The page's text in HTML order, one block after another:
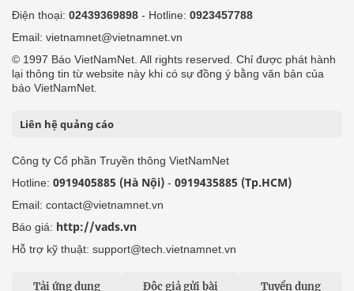
Điện thoại: 02439369898 - Hotline: 0923457788
Email: vietnamnet@vietnamnet.vn
© 1997 Báo VietNamNet. All rights reserved. Chỉ được phát hành
lại thông tin từ website này khi có sự đồng ý bằng văn bản của
báo VietNamNet.
Liên hệ quảng cáo
Công ty Cổ phần Truyền thông VietNamNet
Hotline: 0919405885 (Hà Nội) - 0919435885 (Tp.HCM)
Email: contact@vietnamnet.vn
Báo giá: http://vads.vn
Hỗ trợ kỹ thuật: support@tech.vietnamnet.vn
Tải ứng dụng Độc giả gửi bài Tuyển dụng